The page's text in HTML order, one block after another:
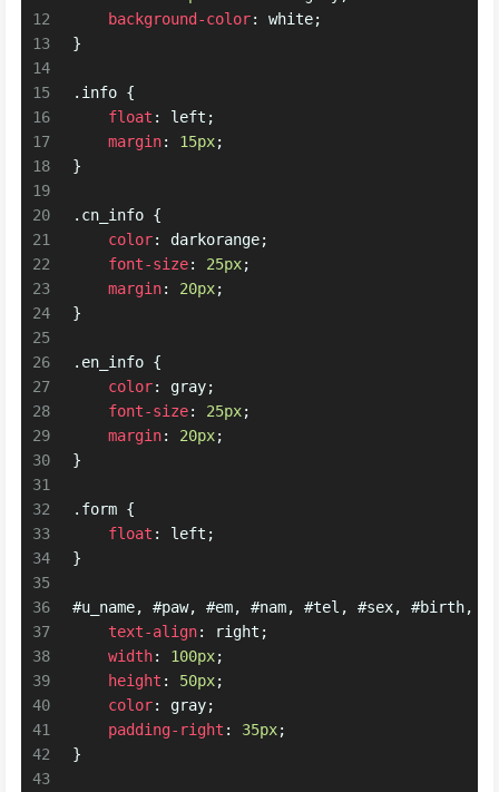
12
13
14
15
16
17
18
19
20
21
22
23
24
25
26
27
28
29
30
31
32
33
34
35
36
37
38
39
40
41
42
43
background-color: white;
}
.info {
float : left;
margin: 15px;
}
.cn_info {
color: darkorange;
font-size: 25px;
margin: 20px;
}
.en_info {
color: gray;
font-size: 25px;
margin: 20px;
}
.form {
float : left;
}
#u_name, #paw, #em, #nam, #tel , #sex, #birth,
text-align: right;
width: 100px;
height : 50px;
color: gray;
padding-right : 35px;
}